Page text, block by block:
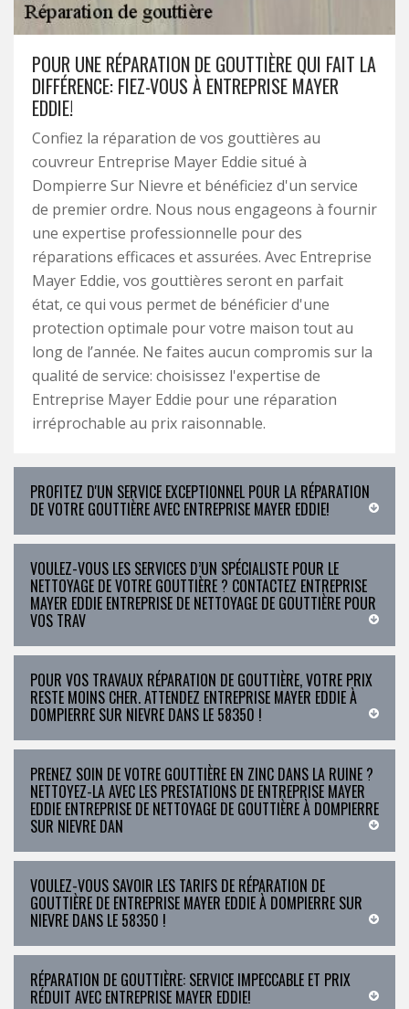
POUR UNE RÉPARATION DE GOUTTIÈRE QUI FAIT LA
DIFFÉRENCE: FIEZ-VOUS À ENTREPRISE MAYER
EDDIE!
Confiez la réparation de vos gouttières au
couvreur Entreprise Mayer Eddie situé à
Dompierre Sur Nievre et bénéficiez d'un service
de premier ordre. Nous nous engageons à fournir
une expertise professionnelle pour des
réparations efficaces et assurées. Avec Entreprise
Mayer Eddie, vos gouttières seront en parfait
état, ce qui vous permet de bénéficier d'une
protection optimale pour votre maison tout au
long de l’année. Ne faites aucun compromis sur la
qualité de service: choisissez l'expertise de
Entreprise Mayer Eddie pour une réparation
irréprochable au prix raisonnable.
PROFITEZ D'UN SERVICE EXCEPTIONNEL POUR LA RÉPARATION
DE VOTRE GOUTTIÈRE AVEC ENTREPRISE MAYER EDDIE!
VOULEZ-VOUS LES SERVICES D’UN SPÉCIALISTE POUR LE
NETTOYAGE DE VOTRE GOUTTIÈRE ? CONTACTEZ ENTREPRISE
MAYER EDDIE ENTREPRISE DE NETTOYAGE DE GOUTTIÈRE POUR
VOS TRAV
POUR VOS TRAVAUX RÉPARATION DE GOUTTIÈRE, VOTRE PRIX
RESTE MOINS CHER. ATTENDEZ ENTREPRISE MAYER EDDIE À
DOMPIERRE SUR NIEVRE DANS LE 58350 !
PRENEZ SOIN DE VOTRE GOUTTIÈRE EN ZINC DANS LA RUINE ?
NETTOYEZ-LA AVEC LES PRESTATIONS DE ENTREPRISE MAYER
EDDIE ENTREPRISE DE NETTOYAGE DE GOUTTIÈRE À DOMPIERRE
SUR NIEVRE DAN
VOULEZ-VOUS SAVOIR LES TARIFS DE RÉPARATION DE
GOUTTIÈRE DE ENTREPRISE MAYER EDDIE À DOMPIERRE SUR
NIEVRE DANS LE 58350 !
RÉPARATION DE GOUTTIÈRE: SERVICE IMPECCABLE ET PRIX
RÉDUIT AVEC ENTREPRISE MAYER EDDIE!